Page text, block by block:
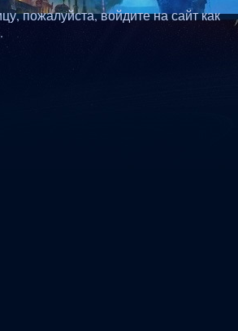
пожалуйста, войдите на сайт как